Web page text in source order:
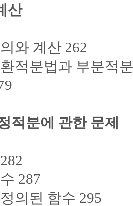
산
와 계산 262
적분법과 부분적
적분에 관한 문제
287
의된 함수 295